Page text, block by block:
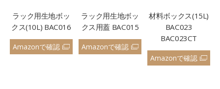
ラック用生地ボッ
クス(10L) BAC016
Amazonで確認
ラック用生地ボッ
クス用蓋 BAC015
Amazonで確認
材料ボックス(15L)
BAC023
BAC023CT
Amazonで確認